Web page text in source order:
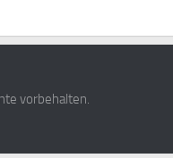
vorbehalten.